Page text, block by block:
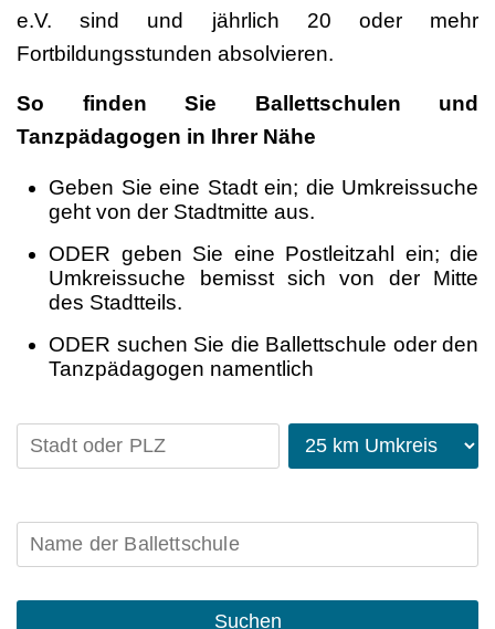
e.V. sind und jährlich 20 oder mehr
Fortbildungsstunden absolvieren.
So finden Sie Ballettschulen und
Tanzpädagogen in Ihrer Nähe
Geben Sie eine Stadt ein; die Umkreissuche
geht von der Stadtmitte aus.
ODER geben Sie eine Postleitzahl ein; die
Umkreissuche bemisst sich von der Mitte
des Stadtteils.
ODER suchen Sie die Ballettschule oder den
Tanzpädagogen namentlich
Suchen